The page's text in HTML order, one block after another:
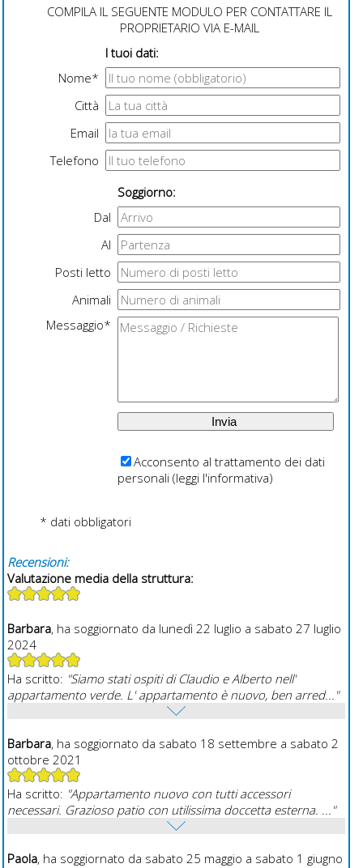
COMPILA IL SEGUENTE MODULO PER CONTATTARE IL
PROPRIETARIO VIA E-MAIL
I tuoi dati:
Nome*
Città
Email
Telefono
Soggiorno:
Dal
Al
Posti letto
Animali
Messaggio*
Acconsento al trattamento dei dati
personali (leggi l'informativa)
* dati obbligatori
Recensioni:
Valutazione media della struttura:
Barbara, ha soggiornato da lunedì 22 luglio a sabato 27 luglio
2024
Ha scritto: "Siamo stati ospiti di Claudio e Alberto nell'
appartamento verde. L' appartamento è nuovo, ben arred..."
Barbara, ha soggiornato da sabato 18 settembre a sabato 2
ottobre 2021
Ha scritto: "Appartamento nuovo con tutti accessori
necessari. Grazioso patio con utilissima doccetta esterna. ..."
Paola, ha soggiornato da sabato 25 maggio a sabato 1 giugno